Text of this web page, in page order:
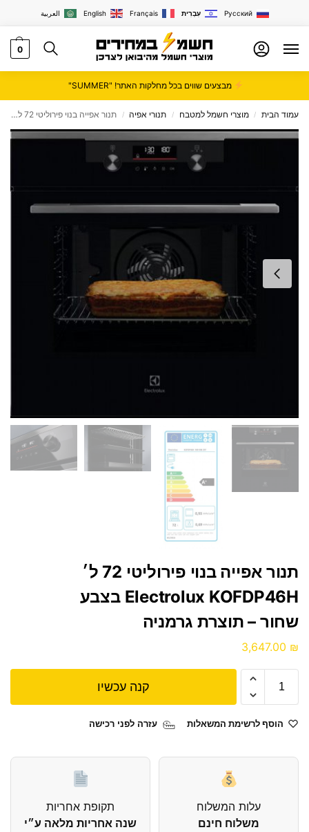
العربية English Français עִבְרִית Русский
0
מבצעים שווים בכל מחלקות האתר! "SUMMER"
עמוד הבית / מוצרי חשמל למטבח / תנורי אפיה / תנור אפייה בנוי פירוליטי 72 ל׳ Electrolux KOFDP46H בצבע שחור – תוצרת גרמניה
תנור אפייה בנוי פירוליטי 72 ל׳
Electrolux KOFDP46H בצבע
שחור – תוצרת גרמניה
3,647.00 ₪
קנה עכשיו
הוסף לרשימת המשאלות עזרה לפני רכישה
עלות המשלוח
משלוח חינם
תקופת אחריות
שנה אחריות מלאה ע״י